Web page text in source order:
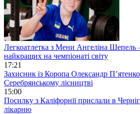
Легкоатлетка з Мени Ангеліна Шепель
найкращих на чемпіонаті світу
17:21
Захисник із Коропа Олександр
Серебрянському лісництві
15:00
Посилку з Каліфорнії прислали в
лікарню